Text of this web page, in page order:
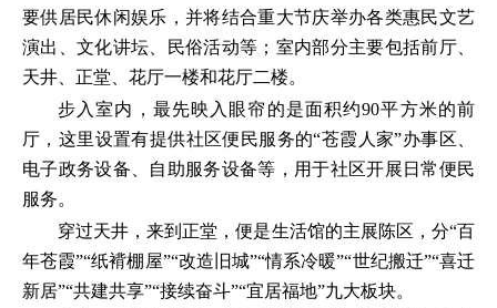
要供居民休闲娱乐，并将结合重大节庆举办各类惠民文艺
演出、文化讲坛、民俗活动等；室内部分主要包括前厅、
天井、正堂、花厅一楼和花厅二楼。
步入室内，最先映入眼帘的是面积约90平方米的前
厅，这里设置有提供社区便民服务的“苍霞人家”办事区、
电子政务设备、自助服务设备等，用于社区开展日常便民
服务。
穿过天井，来到正堂，便是生活馆的主展陈区，分“百
年苍霞”“纸褙棚屋”“改造旧城”“情系冷暖”“世纪搬迁”“喜迁
新居”“共建共享”“接续奋斗”“宜居福地”九大板块。